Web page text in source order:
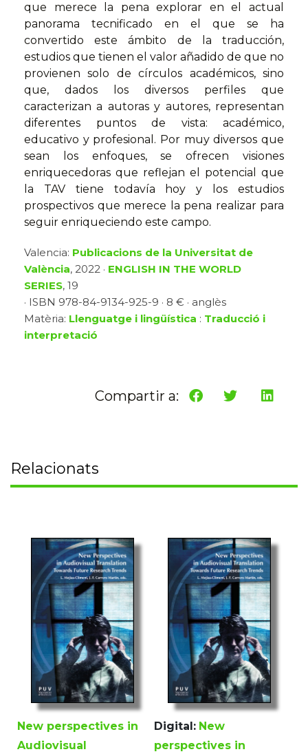
que merece la pena explorar en el actual
panorama tecnificado en el que se ha
convertido este ámbito de la traducción,
estudios que tienen el valor añadido de que no
provienen solo de círculos académicos, sino
que, dados los diversos perfiles que
caracterizan a autoras y autores, representan
diferentes puntos de vista: académico,
educativo y profesional. Por muy diversos que
sean los enfoques, se ofrecen visiones
enriquecedoras que reflejan el potencial que
la TAV tiene todavía hoy y los estudios
prospectivos que merece la pena realizar para
seguir enriqueciendo este campo.
Valencia: Publicacions de la Universitat de
València, 2022 · ENGLISH IN THE WORLD
SERIES, 19
· ISBN 978-84-9134-925-9 · 8 € · anglès
Matèria: Llenguatge i lingüística : Traducció i
interpretació
Compartir a:
Relacionats
New perspectives in
Audiovisual
Digital: New
perspectives in